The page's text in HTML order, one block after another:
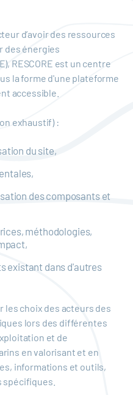
d’avoir des ressources
des énergies
RESCORE est un centre
la forme d'une plateforme
accessible.
exhaustif) :
du site,
des composants et
méthodologies,
existant dans d'autres
les choix des acteurs des
lors des différentes
et de
en valorisant et en
informations et outils,